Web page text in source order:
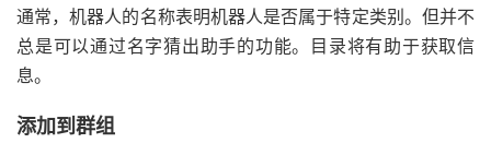
通常，机器人的名称表明机器人是否属于特定类别。但并不
总是可以通过名字猜出助手的功能。目录将有助于获取信
息。
添加到群组